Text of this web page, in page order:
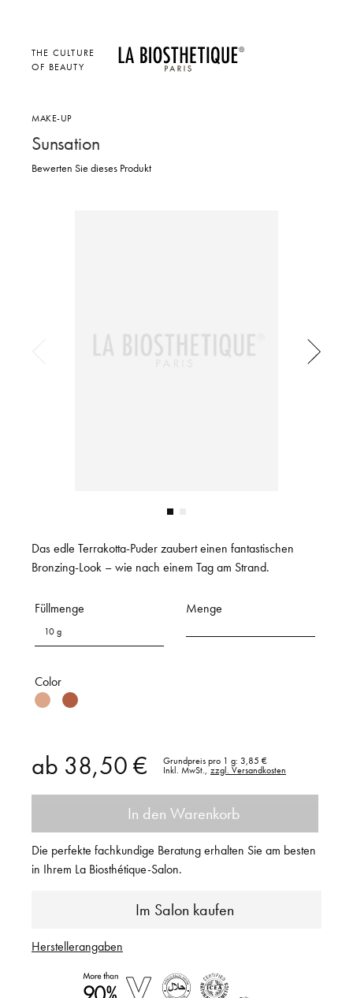
THE CULTURE
OF BEAUTY
MAKE-UP
Sunsation
Bewerten Sie dieses Produkt
Das edle Terrakotta-Puder zaubert einen fantastischen
Bronzing-Look – wie nach einem Tag am Strand.
Füllmenge
10 g
Menge
Color
ab 38,50 € Grundpreis pro 1 g: 3,85 €
Inkl. MwSt., zzgl. Versandkosten
In den Warenkorb
Im Salon kaufen
Die perfekte fachkundige Beratung erhalten Sie am besten
in Ihrem La Biosthétique-Salon.
Herstellerangaben